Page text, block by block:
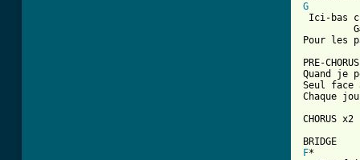
G
Ici-bas
Pour les
PRE-CHORUS
Quand je
Seul face
Chaque
CHORUS x2
F